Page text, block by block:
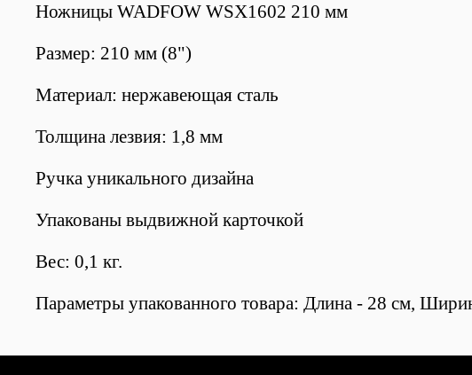
Ножницы WADFOW WSX1602 210 мм
Размер: 210 мм (8")
Материал: нержавеющая сталь
Толщина лезвия: 1,8 мм
Ручка уникального дизайна
Упакованы выдвижной карточкой
Вес: 0,1 кг.
Параметры упакованного товара: Длина - 28 см,